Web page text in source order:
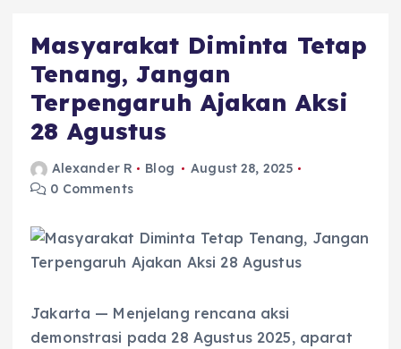
Masyarakat Diminta Tetap
Tenang, Jangan
Terpengaruh Ajakan Aksi
28 Agustus
Alexander R Blog
August 28, 2025
0 Comments
Jakarta — Menjelang rencana aksi
demonstrasi pada 28 Agustus 2025, aparat